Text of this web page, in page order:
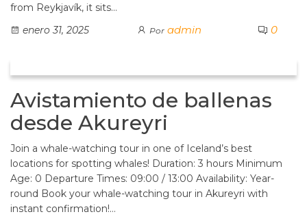
from Reykjavík, it sits…
enero 31, 2025
Por admin 0
Avistamiento de ballenas
desde Akureyri
Join a whale-watching tour in one of Iceland’s best
locations for spotting whales! Duration: 3 hours Minimum
Age: 0 Departure Times: 09:00 / 13:00 Availability: Year-
round Book your whale-watching tour in Akureyri with
instant confirmation!…